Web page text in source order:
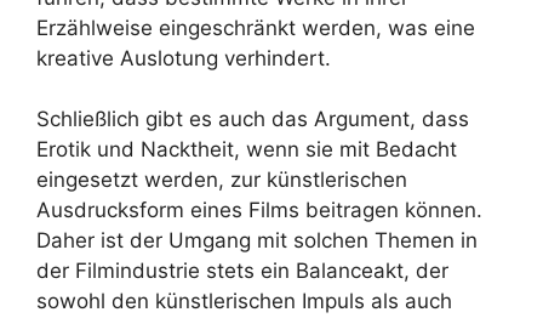
Erzählweise eingeschränkt werden, was eine
kreative Auslotung verhindert.
Schließlich gibt es auch das Argument, dass
Erotik und Nacktheit, wenn sie mit Bedacht
eingesetzt werden, zur künstlerischen
Ausdrucksform eines Films beitragen können.
Daher ist der Umgang mit solchen Themen in
der Filmindustrie stets ein Balanceakt, der
sowohl den künstlerischen Impuls als auch